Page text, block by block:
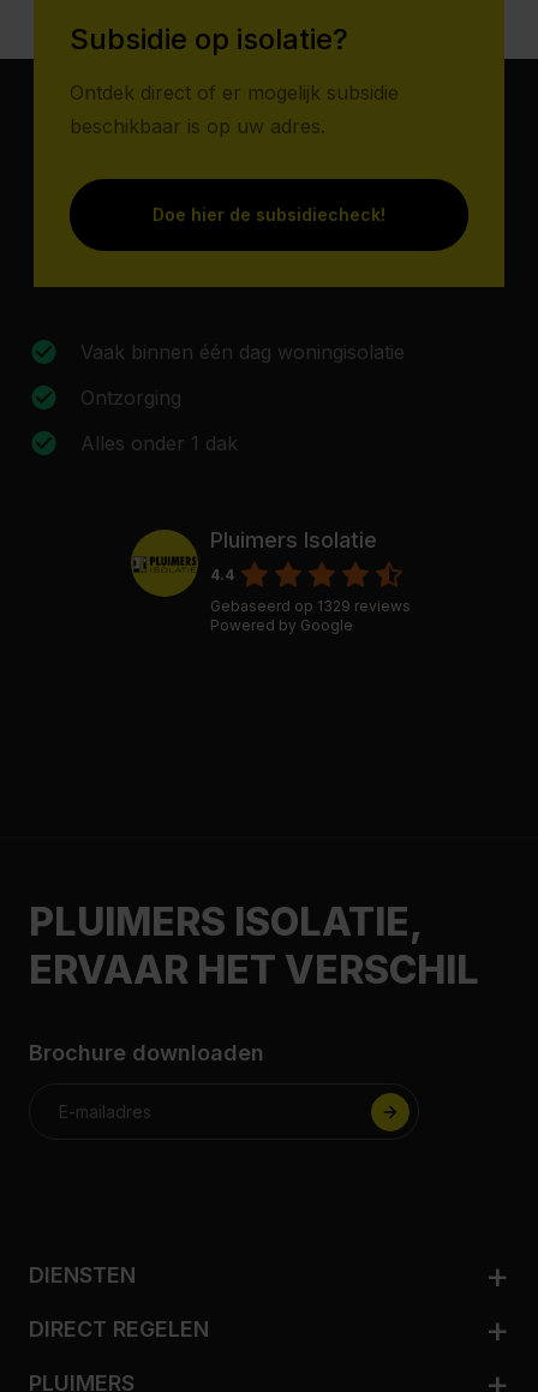
Subsidie op isolatie?
Ontdek direct of er mogelijk subsidie
beschikbaar is op uw adres.
Doe hier de subsidiecheck!
Vaak binnen één dag woningisolatie
Ontzorging
Alles onder 1 dak
Pluimers Isolatie
4.4
Gebaseerd op 1329 reviews
Powered by Google
PLUIMERS ISOLATIE,
ERVAAR HET VERSCHIL
Brochure downloaden
DIENSTEN
Zakelijk isoleren
Ventileren
DIRECT REGELEN
PLUIMERS